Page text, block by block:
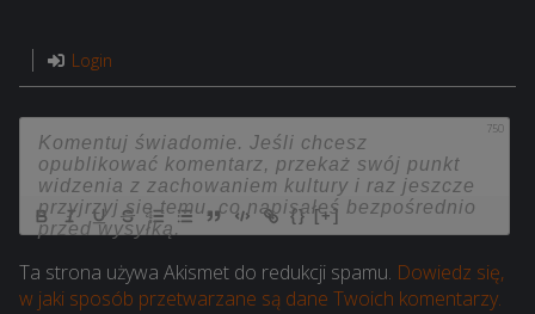
Login
750
{} [+]
Ta strona używa Akismet do redukcji spamu. Dowiedz się,
w jaki sposób przetwarzane są dane Twoich komentarzy.